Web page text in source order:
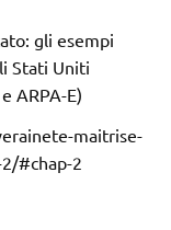
gli esempi
Stati Uniti
ARPA-E)
maitrise-
#chap-2